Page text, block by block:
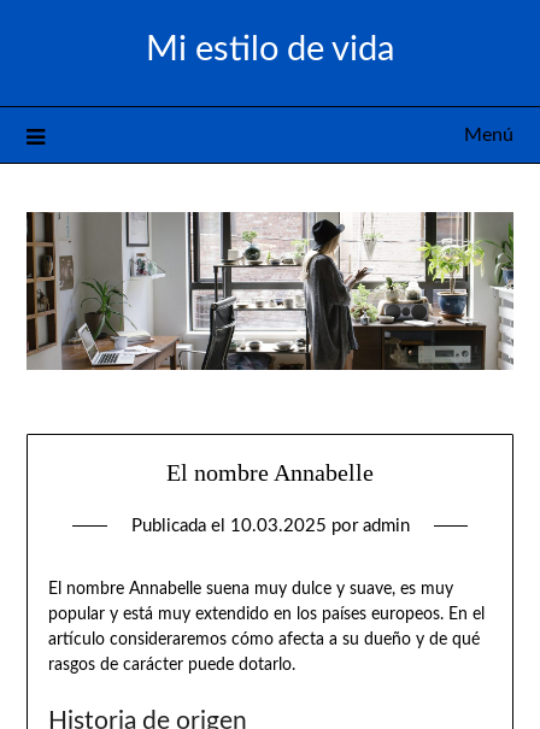
Mi estilo de vida
Menú
El nombre Annabelle
Publicada el 10.03.2025 por admin
El nombre Annabelle suena muy dulce y suave, es muy
popular y está muy extendido en los países europeos. En el
artículo consideraremos cómo afecta a su dueño y de qué
rasgos de carácter puede dotarlo.
Historia de origen